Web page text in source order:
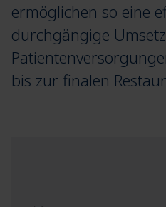
ermöglichen so eine
durchgängige
bis zur finalen